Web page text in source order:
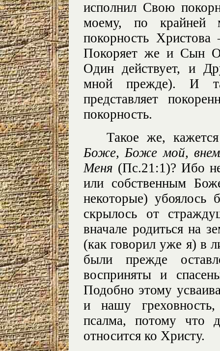
исполнил Свою
моему, по крайней
покорность
Покоряет же и Сын
Один действует, и
мной прежде). И
представляет
покорность.
Такое же,
Боже, Боже мой,
Меня (Пс.21:1)? Ибо
или собственным
некоторые) убоялось
скрылось от
вначале родиться на
(как говорил уже я) в
были прежде
восприняты и
Подобно этому
и нашу
псалма, потому что
относится ко Христу.